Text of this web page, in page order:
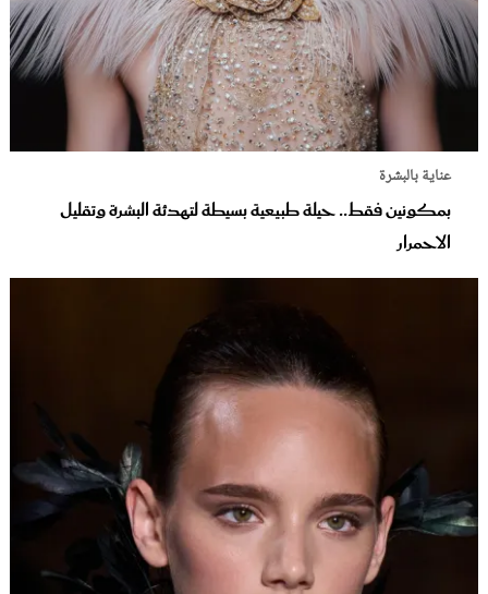
عناية بالبشرة
بمكونين فقط.. حيلة طبيعية بسيطة لتهدئة البشرة وتقليل
الاحمرار